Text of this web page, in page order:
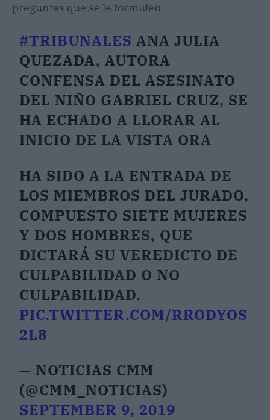
preguntas que se le formulen.
#TRIBUNALES ANA JULIA
QUEZADA, AUTORA
CONFENSA DEL ASESINATO
DEL NIÑO GABRIEL CRUZ, SE
HA ECHADO A LLORAR AL
INICIO DE LA VISTA ORA
HA SIDO A LA ENTRADA DE
LOS MIEMBROS DEL JURADO,
COMPUESTO SIETE MUJERES
Y DOS HOMBRES, QUE
DICTARÁ SU VEREDICTO DE
CULPABILIDAD O NO
CULPABILIDAD.
PIC.TWITTER.COM/RRODYOS
2L8
— NOTICIAS CMM
(@CMM_NOTICIAS)
SEPTEMBER 9, 2019